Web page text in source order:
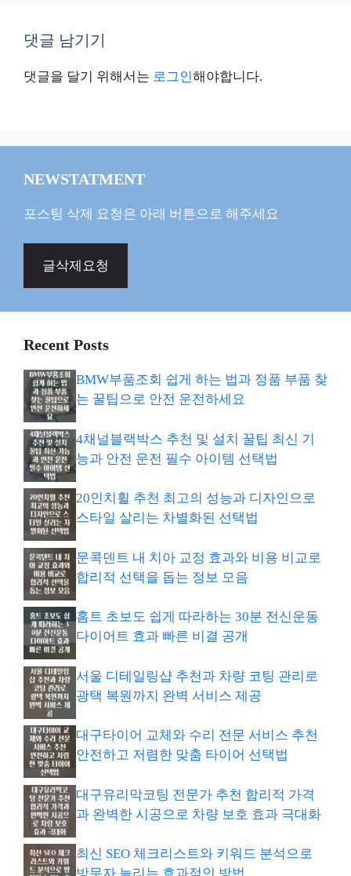
댓글 남기기
댓글을 달기 위해서는 로그인해야합니다.
NEWSTATMENT
포스팅 삭제 요청은 아래 버튼으로 해주세요
글삭제요청
Recent Posts
BMW부품조회 쉽게 하는 법과 정품 부품 찾
는 꿀팁으로 안전 운전하세요
4채널블랙박스 추천 및 설치 꿀팁 최신 기
능과 안전 운전 필수 아이템 선택법
20인치휠 추천 최고의 성능과 디자인으로
스타일 살리는 차별화된 선택법
문콕덴트 내 치아 교정 효과와 비용 비교로
합리적 선택을 돕는 정보 모음
홈트 초보도 쉽게 따라하는 30분 전신운동
다이어트 효과 빠른 비결 공개
서울 디테일링샵 추천과 차량 코팅 관리로
광택 복원까지 완벽 서비스 제공
대구타이어 교체와 수리 전문 서비스 추천
안전하고 저렴한 맞춤 타이어 선택법
대구유리막코팅 전문가 추천 합리적 가격
과 완벽한 시공으로 차량 보호 효과 극대화
최신 SEO 체크리스트와 키워드 분석으로